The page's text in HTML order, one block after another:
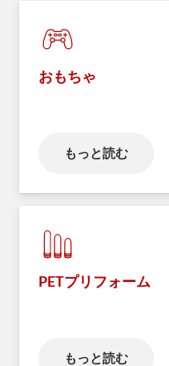
おもちゃ
もっと読む
PETプリフォーム
もっと読む